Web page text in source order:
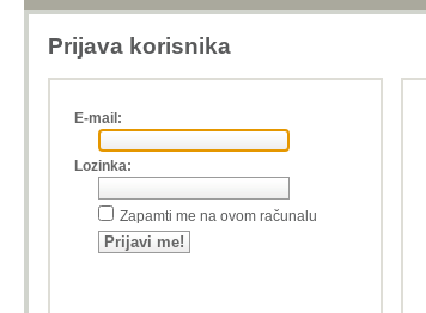
Prijava korisnika
E-mail:
Lozinka:
Zapamti me na ovom računalu